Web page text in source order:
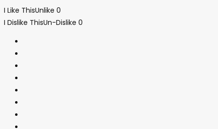
I Like ThisUnlike 0
I Dislike ThisUn-Dislike 0